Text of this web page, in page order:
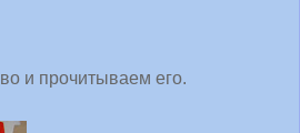
и прочитываем его.